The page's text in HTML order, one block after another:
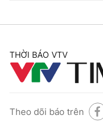
THỜI BÁO VTV
Theo dõi báo trên